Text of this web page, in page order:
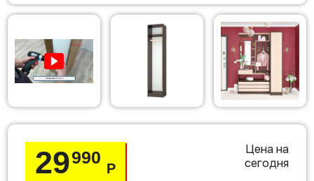
29990
Р
Цена на
сегодня